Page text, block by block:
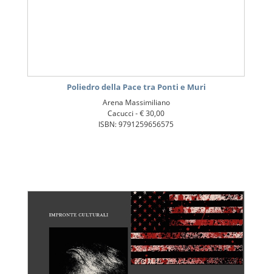
Poliedro della Pace tra Ponti e Muri
Arena Massimiliano
Cacucci -€ 30,00
ISBN: 9791259656575